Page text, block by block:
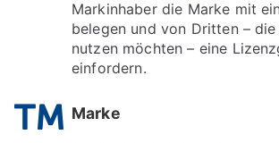
Markinhaber die Marke mit
belegen und von Dritten –
nutzen möchten – eine
einfordern.
Marke